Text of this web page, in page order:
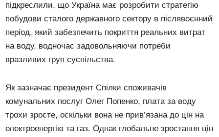
підкреслили, що Україна має розробити стратегію
побудови сталого державного сектору в післявоєнний
період, який забезпечить покриття реальних витрат
на воду, водночас задовольняючи потреби
вразливих груп суспільства.
Як зазначає президент Спілки споживачів
комунальних послуг Олег Попенко, плата за воду
трохи зросте, оскільки вона не прив’язана до цін на
електроенергію та газ. Однак глобальне зростання цін